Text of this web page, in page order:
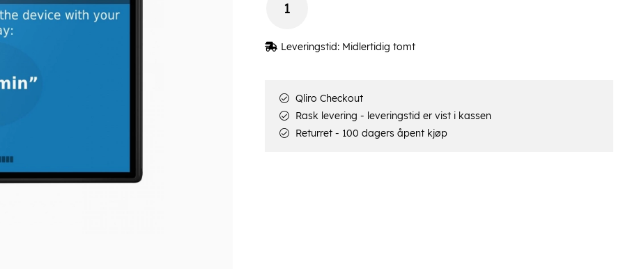
Leveringstid: Midlertidig tomt
Qliro Checkout
Rask levering - leveringstid er vist i kassen
Returret - 100 dagers åpent kjøp